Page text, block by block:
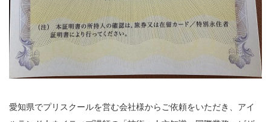
愛知県でプリスクールを営む会社様からご依頼をいただき、アイ